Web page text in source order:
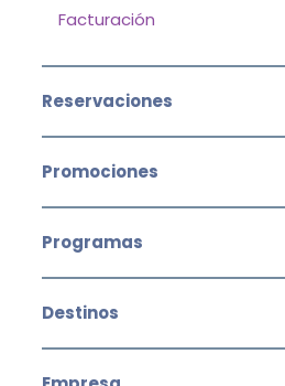
Facturación
Reservaciones
Promociones
Programas
Destinos